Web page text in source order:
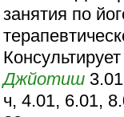
занятия по
Джйотиш
ч, 4.01, 6.01,